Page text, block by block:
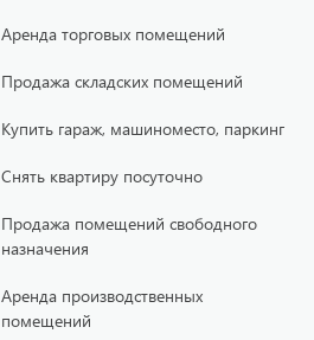
Аренда торговых помещений
Продажа складских помещений
Купить гараж, машиноместо, паркинг
Снять квартиру посуточно
Продажа помещений свободного
назначения
Аренда производственных
помещений